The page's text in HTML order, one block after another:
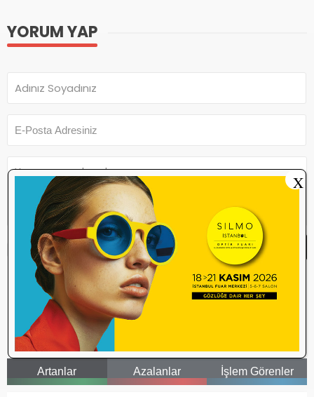
YORUM YAP
Yorum yazmakurallarınıokudum ve
kabul ediyorum.
Yorum Yap
Henüz bu içeriğe yorum yapılmamış.
İlk yorum yapan olmak ister misiniz?
Artanlar Azalanlar İşlem Görenler
X